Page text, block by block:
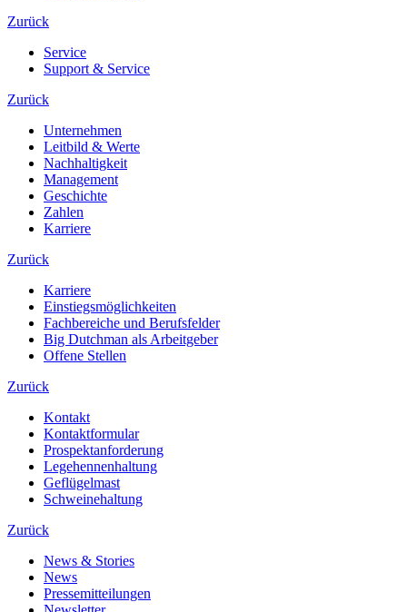
Zurück
Service
Support & Service
Zurück
Unternehmen
Leitbild & Werte
Nachhaltigkeit
Management
Geschichte
Zahlen
Karriere
Zurück
Karriere
Einstiegsmöglichkeiten
Fachbereiche und Berufsfelder
Big Dutchman als Arbeitgeber
Offene Stellen
Zurück
Kontakt
Kontaktformular
Prospektanforderung
Legehennenhaltung
Geflügelmast
Schweinehaltung
Zurück
News & Stories
News
Pressemitteilungen